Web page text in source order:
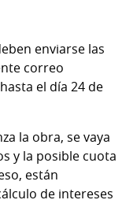
enviarse las
correo
el día 24 de
la obra, se vaya
y la posible cuota
están
de intereses